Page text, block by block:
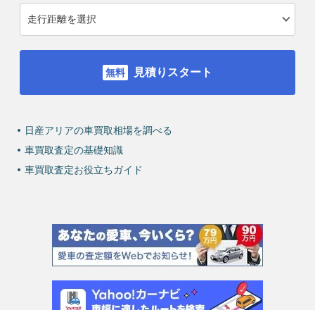
見積りスタート
日産アリアの車買取相場を調べる
車買取査定の基礎知識
車買取査定お役立ちガイド